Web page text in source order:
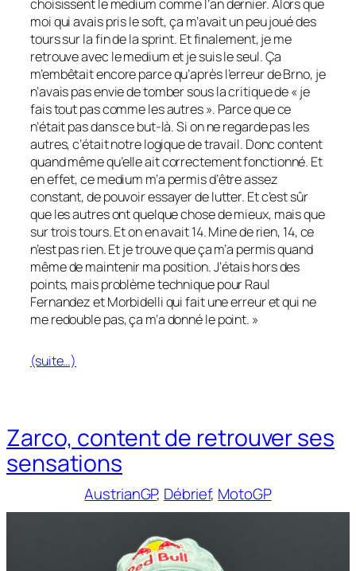
choisissent le medium comme l’an dernier. Alors que
moi qui avais pris le soft, ça m’avait un peu joué des
tours sur la fin de la sprint. Et finalement, je me
retrouve avec le medium et je suis le seul. Ça
m’embêtait encore parce qu’après l’erreur de Brno, je
n’avais pas envie de tomber sous la critique de « je
fais tout pas comme les autres ». Parce que ce
n’était pas dans ce but-là. Si on ne regarde pas les
autres, c’était notre logique de travail. Donc content
quand même qu’elle ait correctement fonctionné. Et
en effet, ce medium m’a permis d’être assez
constant, de pouvoir essayer de lutter. Et c’est sûr
que les autres ont quelque chose de mieux, mais que
sur trois tours. Et on en avait 14. Mine de rien, 14, ce
n’est pas rien. Et je trouve que ça m’a permis quand
même de maintenir ma position. J’étais hors des
points, mais problème technique pour Raul
Fernandez et Morbidelli qui fait une erreur et qui ne
me redouble pas, ça m’a donné le point. »
(suite…)
Zarco, content de retrouver ses
sensations
AustrianGP, Débrief, MotoGP